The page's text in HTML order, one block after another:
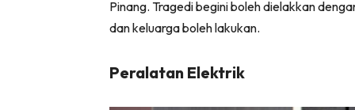
Pinang. Tragedi begini boleh dielakkan
dan keluarga boleh lakukan.
Peralatan Elektrik